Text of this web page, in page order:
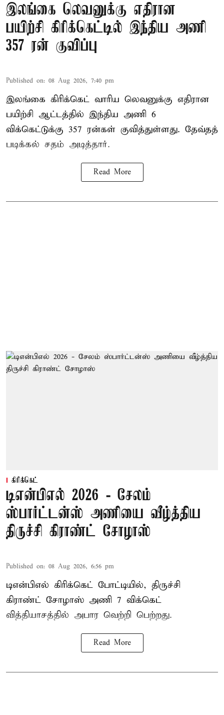
இலங்கை லெவனுக்கு எதிரான
பயிற்சி கிரிக்கெட்டில் இந்திய அணி
357 ரன் குவிப்பு
Published on: 08 Aug 2026, 7:40 pm
இலங்கை கிரிக்கெட் வாரிய லெவனுக்கு எதிரான
பயிற்சி ஆட்டத்தில் இந்திய அணி 6
விக்கெட்டுக்கு 357 ரன்கள் குவித்துள்ளது. தேவ்தத்
படிக்கல் சதம் அடித்தார்.
Read More
கிரிக்கெட்
டிஎன்பிஎல் 2026 - சேலம்
ஸ்பார்ட்டன்ஸ் அணியை வீழ்த்திய
திருச்சி கிராண்ட் சோழாஸ்
Published on: 08 Aug 2026, 6:56 pm
டிஎன்பிஎல் கிரிக்கெட் போட்டியில், திருச்சி
கிராண்ட் சோழாஸ் அணி 7 விக்கெட்
வித்தியாசத்தில் அபார வெற்றி பெற்றது.
Read More